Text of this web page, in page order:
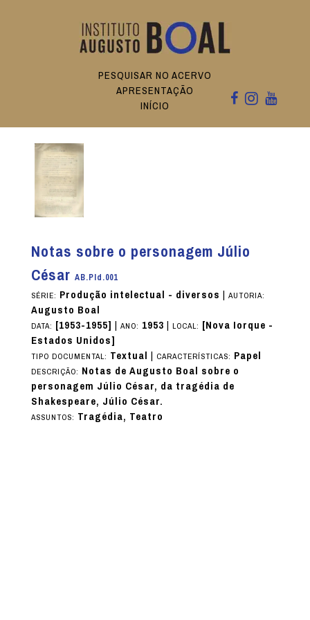
PESQUISAR NO ACERVO
APRESENTAÇÃO
INÍCIO
Notas sobre o personagem Júlio
César AB.PId.001
SÉRIE: Produção intelectual - diversos | AUTORIA:
Augusto Boal
DATA: [1953-1955] | ANO: 1953| LOCAL: [Nova Iorque -
Estados Unidos]
TIPO DOCUMENTAL: Textual | CARACTERÍSTICAS: Papel
DESCRIÇÃO: Notas de Augusto Boal sobre o
personagem Júlio César, da tragédia de
Shakespeare, Júlio César.
ASSUNTOS: Tragédia, Teatro